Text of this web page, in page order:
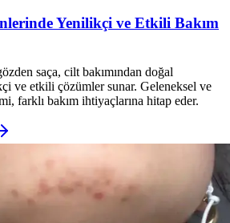
Yenilikçi ve Etkili Bakım
saça, cilt bakımından doğal
ve etkili çözümler sunar. Geleneksel ve
farklı bakım ihtiyaçlarına hitap eder.